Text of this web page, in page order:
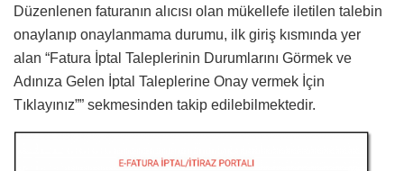
Düzenlenen faturanın alıcısı olan mükellefe iletilen talebin
onaylanıp onaylanmama durumu, ilk giriş kısmında yer
alan “Fatura İptal Taleplerinin Durumlarını Görmek ve
Adınıza Gelen İptal Taleplerine Onay vermek İçin
Tıklayınız”” sekmesinden takip edilebilmektedir.